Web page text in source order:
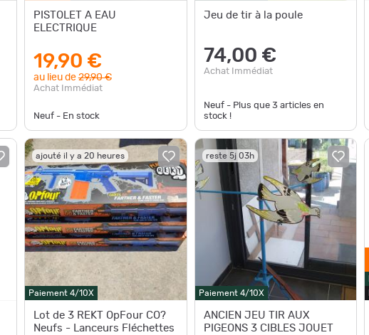
PISTOLET A EAU
ELECTRIQUE
19,90 €
au lieu de29,90 €
Achat Immédiat
Neuf - En stock
Jeu de tir à la poule
74,00 €
Achat Immédiat
Neuf - Plus que 3articles en
stock !
ajouté il y a 20 heures
Paiement 4/10X
Lot de 3 REKT OpFour CO?
Neufs - Lanceurs Fléchettes
reste 5j 03h
Paiement 4/10X
ANCIEN JEU TIR AUX
PIGEONS 3 CIBLES JOUET